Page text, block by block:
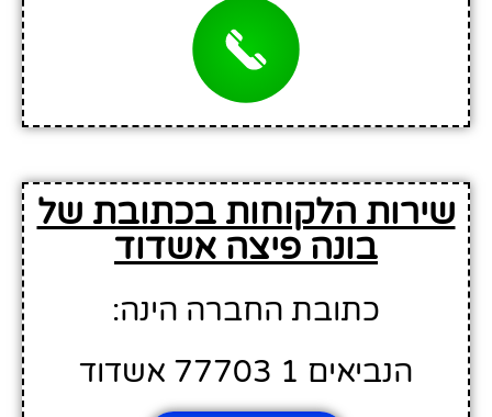
שירות הלקוחות בכתובת של
בונה פיצה אשדוד
כתובת החברה הינה:
הנביאים 1 77703 אשדוד